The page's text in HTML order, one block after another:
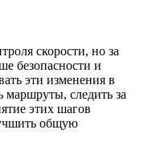
скорости, но за
безопасности и
эти изменения в
маршруты, следить за
этих шагов
общую